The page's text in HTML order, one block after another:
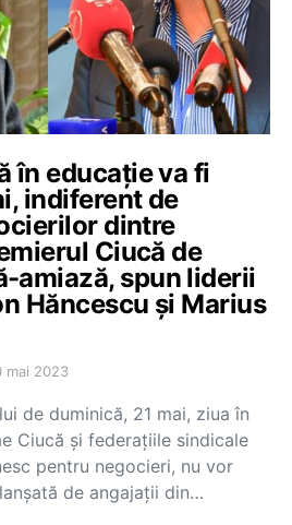
în educație va fi
indiferent de
dintre
Ciucă de
amiază, spun liderii
Hăncescu și Marius
mai 2023
de duminică, 21 mai, ziua în
Ciucă și federațiile sindicale
pentru negocieri, nu vor
de angajații din…